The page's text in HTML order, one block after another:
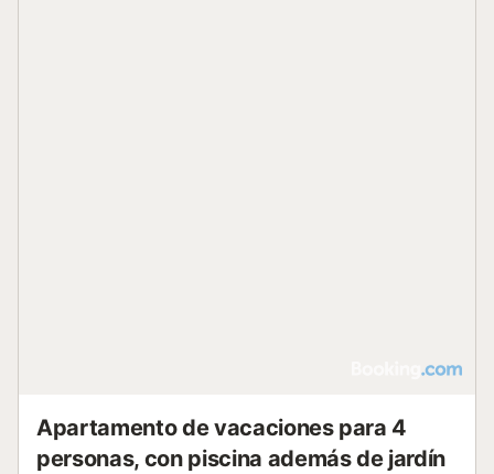
Apartamento de vacaciones para 4
personas, con piscina además de jardín